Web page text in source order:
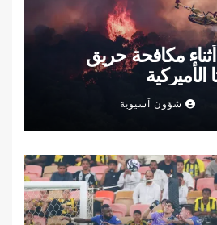
مكافحة حريق
الأميركية
شؤون آسيوية